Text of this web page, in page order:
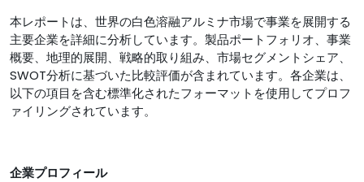
本レポートは、世界の白色溶融アルミナ市場で事業を展開する
主要企業を詳細に分析しています。製品ポートフォリオ、事業
概要、地理的展開、戦略的取り組み、市場セグメントシェア、
SWOT分析に基づいた比較評価が含まれています。各企業は、
以下の項目を含む標準化されたフォーマットを使用してプロフ
ァイリングされています。
企業プロフィール